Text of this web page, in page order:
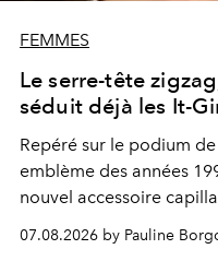
FEMMES
Le serre-tête
séduit déjà les It-
Repéré sur le podium
emblème des années
nouvel accessoire
s'arrachent déjà.
07.08.2026 by Pauline